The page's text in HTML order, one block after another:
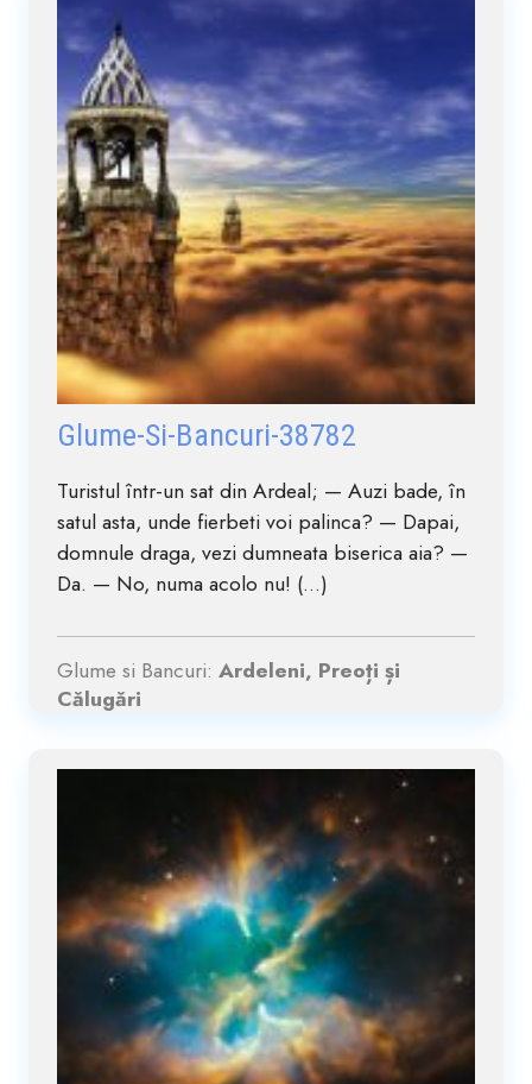
Glume-Si-Bancuri-38782
Turistul într-un sat din Ardeal; — Auzi bade, în
satul asta, unde fierbeti voi palinca? — Dapai,
domnule draga, vezi dumneata biserica aia? —
Da. — No, numa acolo nu! (...)
Glume si Bancuri: Ardeleni, Preoți și
Călugări